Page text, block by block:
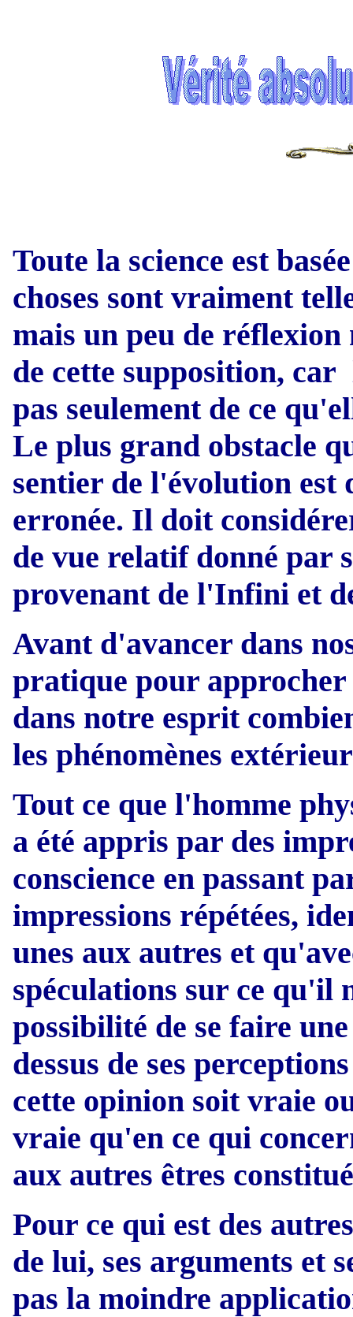
Toute la science est
choses sont vraiment
mais un peu de
de cette supposition, car
pas seulement de ce
Le plus grand obstacle
sentier de l'évolution est
erronée. Il doit
de vue relatif donné par
provenant de l'Infini et
Avant d'avancer dans
pratique pour
dans notre esprit
les phénomènes
Tout ce que l'homme
a été appris par des
conscience en passant
impressions répétées,
unes aux autres et
spéculations sur ce qu'il
possibilité de se faire
dessus de ses
cette opinion soit vraie
vraie qu'en ce qui
aux autres êtres
Pour ce qui est des
de lui, ses arguments et
pas la moindre